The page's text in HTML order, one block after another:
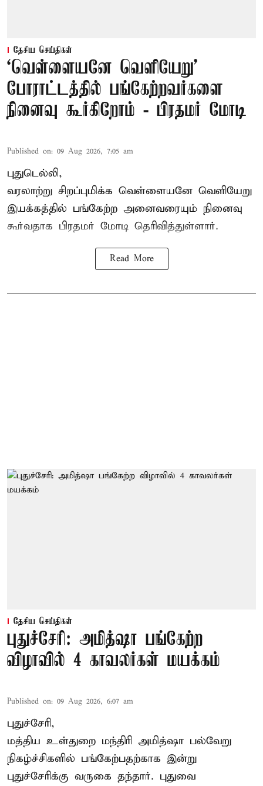
தேசிய செய்திகள்
‘வெள்ளையனே வெளியேறு’
போராட்டத்தில் பங்கேற்றவர்களை
நினைவு கூர்கிறோம் - பிரதமர் மோடி
Published on: 09 Aug 2026, 7:05 am
புதுடெல்லி,
வரலாற்று சிறப்புமிக்க வெள்ளையனே வெளியேறு
இயக்கத்தில் பங்கேற்ற அனைவரையும் நினைவு
கூர்வதாக பிரதமர் மோடி தெரிவித்துள்ளார்.
Read More
தேசிய செய்திகள்
புதுச்சேரி: அமித்ஷா பங்கேற்ற
விழாவில் 4 காவலர்கள் மயக்கம்
Published on: 09 Aug 2026, 6:07 am
புதுச்சேரி,
மத்திய உள்துறை மந்திரி அமித்ஷா பல்வேறு
நிகழ்ச்சிகளில் பங்கேற்பதற்காக இன்று
புதுச்சேரிக்கு வருகை தந்தார். புதுவை